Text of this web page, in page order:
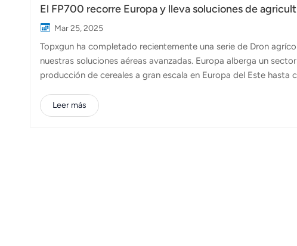
El FP700 recorre Europa y lleva soluciones de
Mar 25, 2025
Topxgun ha completado recientemente una serie de Dron
nuestras soluciones aéreas avanzadas. Europa alberga un
producción de cereales a gran escala en Europa del Este
adoptar prácticas sostenibles, los agricultores europeos
dron agrícola Topxgun FP700 cuenta con un tanque de
Leer más